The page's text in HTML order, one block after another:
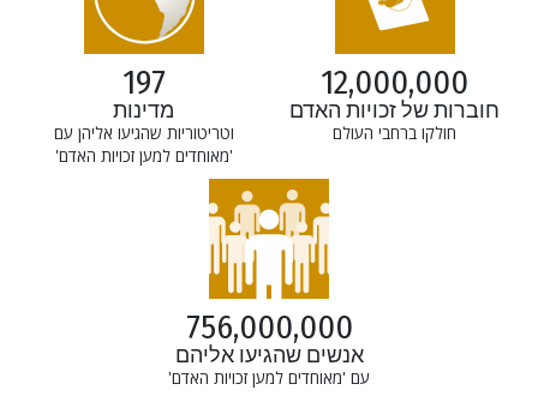
12,000,000
חוברות של זכויות האדם
חולקו ברחבי העולם
197
מדינות
וטריטוריות שהגיעו אליהן עם
'מאוחדים למען זכויות האדם'
756,000,000
אנשים שהגיעו אליהם
עם 'מאוחדים למען זכויות האדם'